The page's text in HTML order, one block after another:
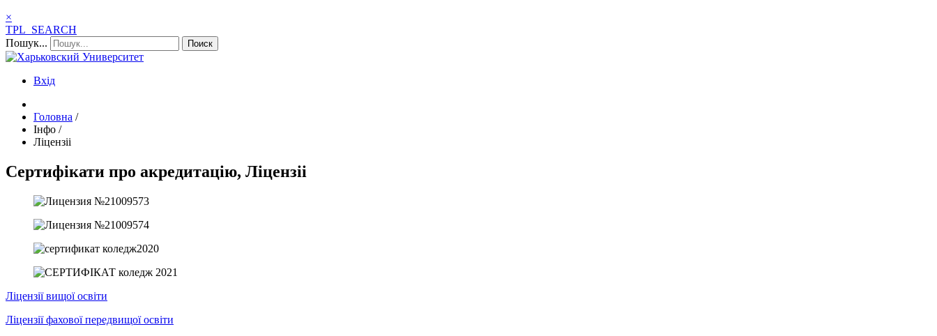
×
TPL_SEARCH
Пошук...
Поиск
Вхід
Головна /
Інфо /
Ліцензіі
Сертифікати про акредитацію, Ліцензіі
Ліцензії вищої освіти
Ліцензії фахової передвищої освіти